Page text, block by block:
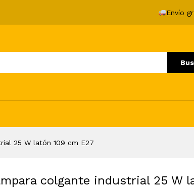
Envío
25 W latón 109 cm E27
colgante industrial 25 W